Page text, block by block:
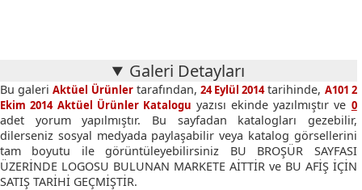
Galeri Detayları
Bu galeriAktüel Ürünlertarafından, 24 Eylül 2014tarihinde, A101 2
Ekim 2014 Aktüel Ürünler Katalogu yazısı ekinde yazılmıştır ve 0
adet yorum yapılmıştır. Bu sayfadan katalogları gezebilir,
dilerseniz sosyal medyada paylaşabilir veya katalog görsellerini
tam boyutu ile görüntüleyebilirsiniz BU BROŞÜR SAYFASI
ÜZERİNDE LOGOSU BULUNAN MARKETE AİTTİR ve BU AFİŞ İÇİN
SATIŞ TARİHİ GEÇMİŞTİR.